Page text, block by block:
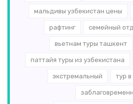
мальдивы узбекистан цены
рафтинг семейный
вьетнам туры ташкент
паттайя туры из узбекистана
экстремальный тур